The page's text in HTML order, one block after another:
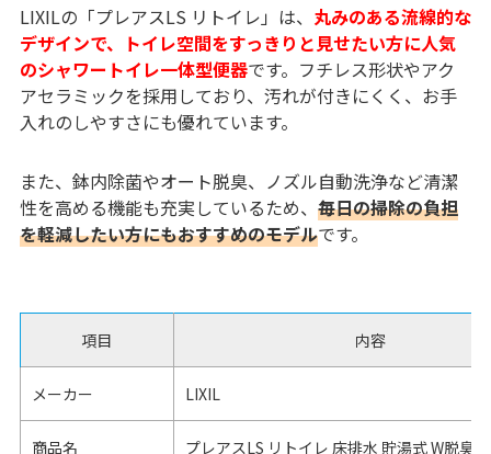
LIXILの「プレアスLS リトイレ」は、 丸みのある流線的な
デザインで、トイレ空間をすっきりと見せたい方に人気
のシャワートイレ一体型便器です。フチレス形状やアク
アセラミックを採用しており、汚れが付きにくく、お手
入れのしやすさにも優れています。
また、鉢内除菌やオート脱臭、ノズル自動洗浄など清潔
性を高める機能も充実しているため、 毎日の掃除の負担
を軽減したい方にもおすすめのモデルです。
項目 内容
メーカー LIXIL
商品名 プレアスLS リトイレ 床排水 貯湯式 W脱臭